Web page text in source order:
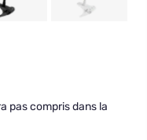
pas compris dans la